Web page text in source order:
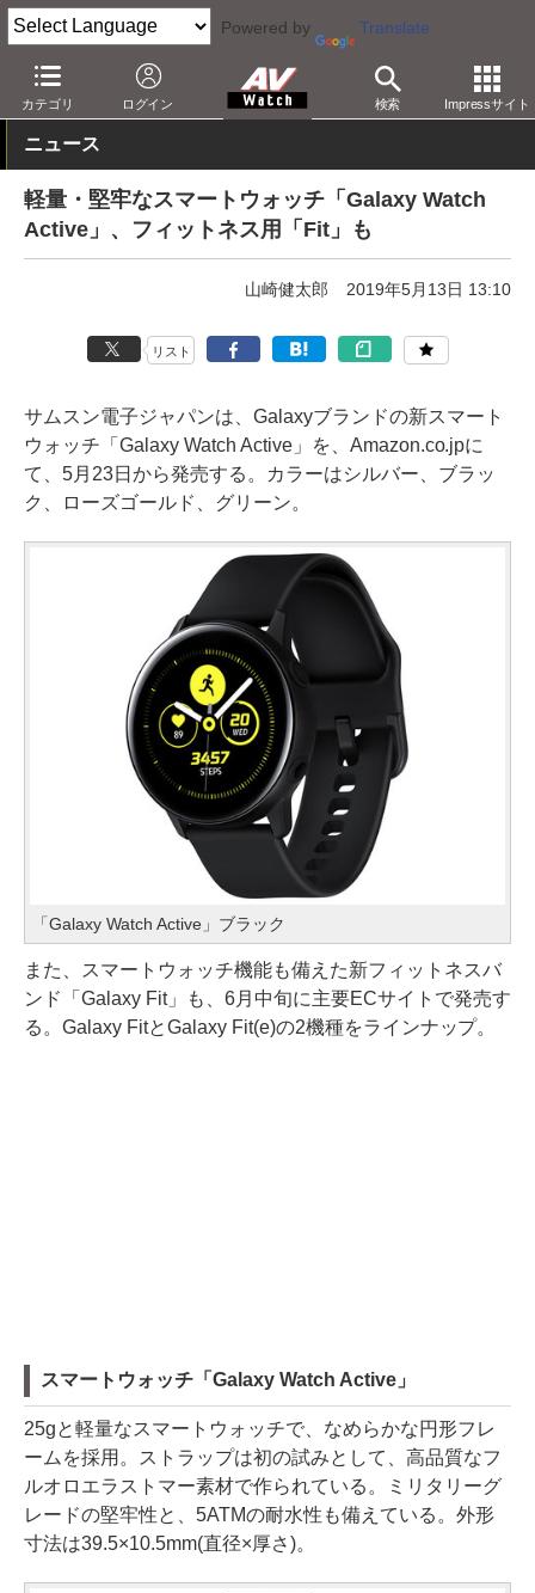
Powered by Translate
カテゴリ ログイン 検索 Impressサイト
AV Watch 製品 スマホアクセサリ
ニュース
軽量・堅牢なスマートウォッチ「Galaxy Watch
Active」、フィットネス用「Fit」も
山崎健太郎 2019年5月13日 13:10
リスト
サムスン電子ジャパンは、Galaxyブランドの新スマート
ウォッチ「Galaxy Watch Active」を、Amazon.co.jpに
て、5月23日から発売する。カラーはシルバー、ブラッ
ク、ローズゴールド、グリーン。
「Galaxy Watch Active」ブラック
また、スマートウォッチ機能も備えた新フィットネスバ
ンド「Galaxy Fit」も、6月中旬に主要ECサイトで発売す
る。Galaxy FitとGalaxy Fit(e)の2機種をラインナップ。
スマートウォッチ「Galaxy Watch Active」
25gと軽量なスマートウォッチで、なめらかな円形フレ
ームを採用。ストラップは初の試みとして、高品質なフ
ルオロエラストマー素材で作られている。ミリタリーグ
レードの堅牢性と、5ATMの耐水性も備えている。外形
寸法は39.5×10.5mm(直径×厚さ)。